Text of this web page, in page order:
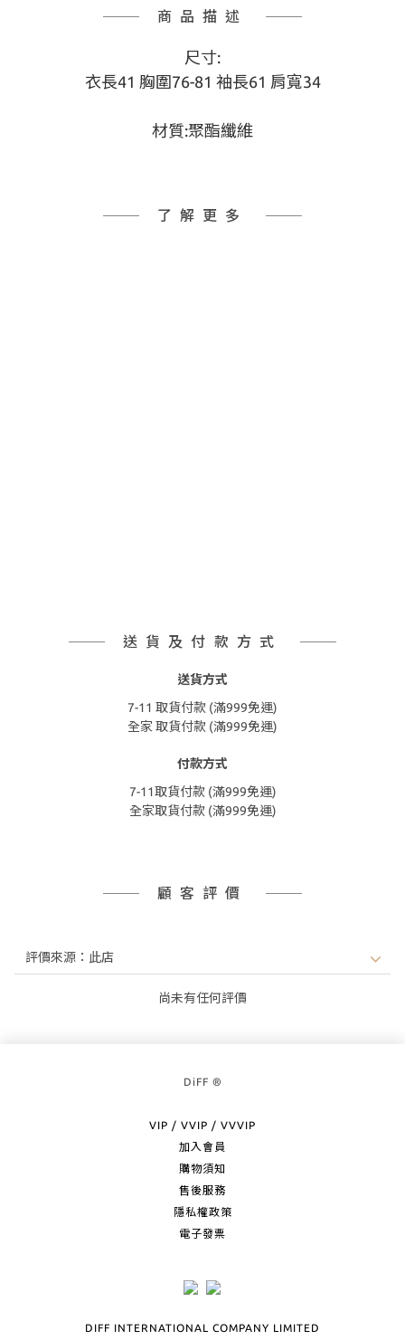
商品描述
尺寸:
衣長41 胸圍76-81 袖長61 肩寬34
材質:聚酯纖維
了解更多
送貨及付款方式
送貨方式
7-11 取貨付款 (滿999免運)
全家 取貨付款 (滿999免運)
付款方式
7-11取貨付款 (滿999免運)
全家取貨付款 (滿999免運)
顧客評價
尚未有任何評價
DiFF ®
VIP / VVIP / VVVIP
加入會員
購物須知
售後服務
隱私權政策
電子發票
DIFF INTERNATIONAL COMPANY LIMITED